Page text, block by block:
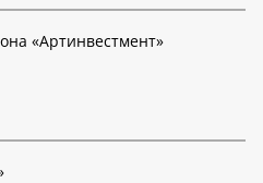
«Артинвестмент»